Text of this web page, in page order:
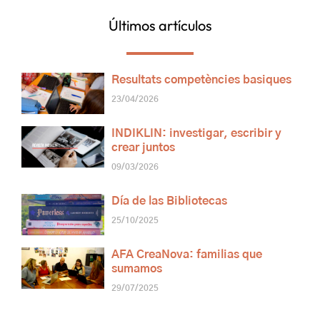
Últimos artículos
Resultats competències basiques
23/04/2026
INDIKLIN: investigar, escribir y
crear juntos
09/03/2026
Día de las Bibliotecas
25/10/2025
AFA CreaNova: familias que
sumamos
29/07/2025